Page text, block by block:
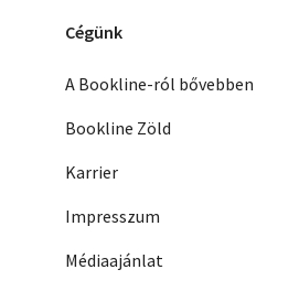
Cégünk
A Bookline-ról bővebben
Bookline Zöld
Karrier
Impresszum
Médiaajánlat